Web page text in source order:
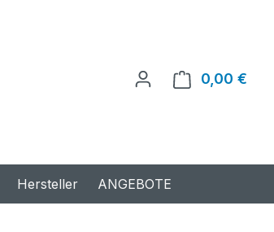
0,00 €
Hersteller ANGEBOTE